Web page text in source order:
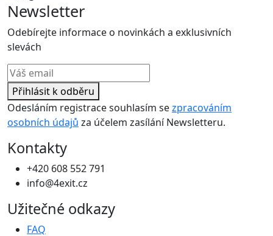
Newsletter
Odebírejte informace o novinkách a exklusivních
slevách
Přihlásit k odběru
Odesláním registrace souhlasím sezpracováním
osobních údajů za účelem zasílání Newsletteru.
Kontakty
+420 608 552 791
info@4exit.cz
Užitečné odkazy
FAQ